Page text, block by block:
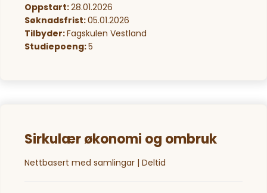
Oppstart:28.01.2026
Søknadsfrist:05.01.2026
Tilbyder:Fagskulen Vestland
Studiepoeng:5
Sirkulær økonomi og ombruk
Nettbasert med samlingar | Deltid